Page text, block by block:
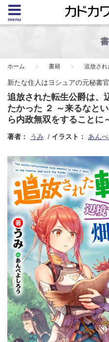
menu
ホーム 書籍 追放され
新たな住人はヨシュアの元秘書
追放された転生公爵は、
たかった ２ ～来るなと
ら内政無双をすることに
著者： うみ イラスト： あん